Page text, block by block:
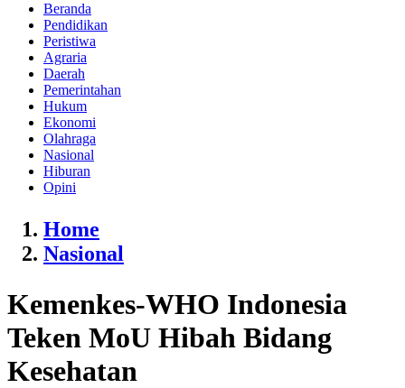
Beranda
Pendidikan
Peristiwa
Agraria
Daerah
Pemerintahan
Hukum
Ekonomi
Olahraga
Nasional
Hiburan
Opini
Home
Nasional
Kemenkes-WHO Indonesia
Teken MoU Hibah Bidang
Kesehatan